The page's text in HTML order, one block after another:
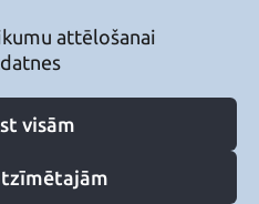
attēlošanai
visām